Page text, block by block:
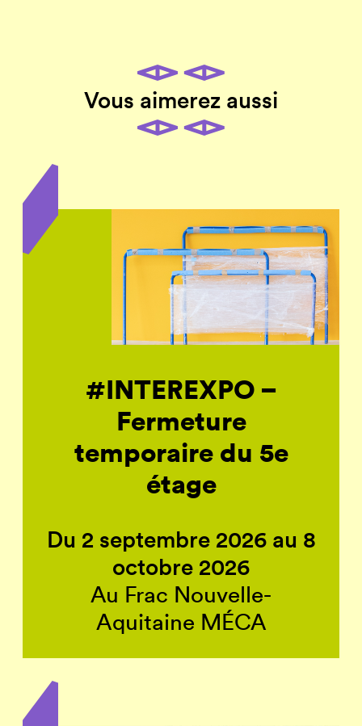
Vous aimerez aussi
#INTEREXPO –
Fermeture
temporaire du 5e
étage
Du 2 septembre 2026 au 8
octobre 2026
Au Frac Nouvelle-
Aquitaine MÉCA